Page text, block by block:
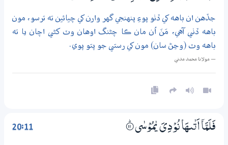
جڏهن ان باهه کي ڏٺو پوءِ پنهنجي گهر وارن کي چيائين ته ترسو، مون
باهه ڏٺي آهي، مَنَ اُن مان ڪا چڻنگ اوهان وٽ کڻي اچان يا ته
باهه وٽ (وڃڻ سان) مون کي رستي جو پتو پوي.
— مولانا محمد مدني
20:11 فَلَمَّآ اَتٰىهَا نُوْدِيَ يٰمُوْسٰى ۝ۭ11